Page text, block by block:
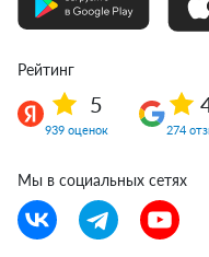
Рейтинг
5
939 оценок 274
Мы в социальных сетях